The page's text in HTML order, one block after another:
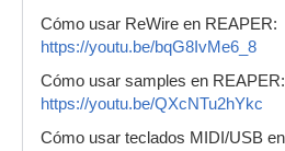
Cómo usar ReWire en REAPER:
https://youtu.be/bqG8IvMe6_8
Cómo usar samples en REAPER:
https://youtu.be/QXcNTu2hYkc
Cómo usar teclados MIDI/USB